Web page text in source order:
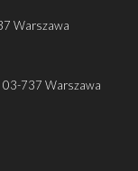
Warszawa
03-737 Warszawa